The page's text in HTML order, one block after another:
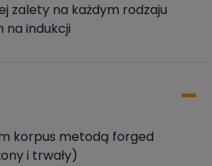
zalety na każdym rodzaju
na indukcji
korpus metodą forged
i trwały)